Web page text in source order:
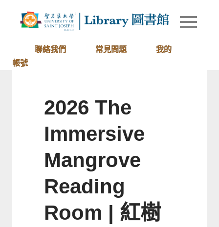
圖書館
Library of
聯絡我們 常見問題
我的
帳號
2026 The
Immersive
Mangrove
Reading
Room | 紅樹